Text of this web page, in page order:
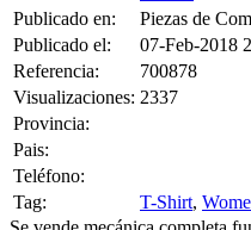
Publicado el:
07-Feb-2018
Referencia:
700878
Visualizaciones:
2337
Provincia:
Pais:
Teléfono:
Tag:
Se vende mecánica completa
carburación. 400 € mecánica y